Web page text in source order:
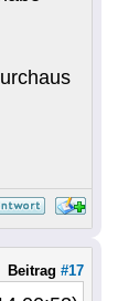
Beitrag #17